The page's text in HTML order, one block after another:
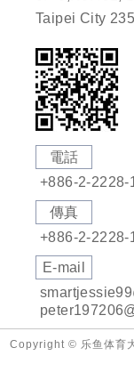
Taipei City
電話
+886-2-2228-
傳真
+886-2-2228-
E-mail
Copyright © 乐鱼体育